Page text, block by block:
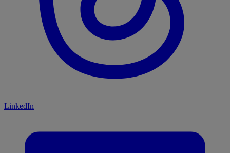
LinkedIn